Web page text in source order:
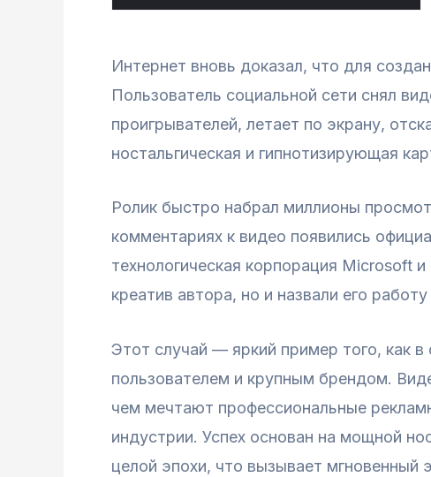
Интернет вновь доказал, что для
Пользователь социальной сети снял
проигрывателей, летает по экрану,
ностальгическая и гипнотизирующая
Ролик быстро набрал миллионы
комментариях к видео появились
технологическая корпорация Microsoft
креатив автора, но и назвали его
Этот случай — яркий пример того, как
пользователем и крупным брендом.
чем мечтают профессиональные
индустрии. Успех основан на мощной
целой эпохи, что вызывает мгновенный